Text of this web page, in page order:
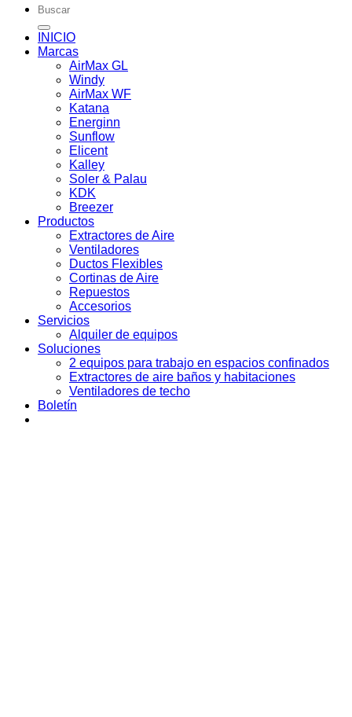
Buscar
por:
INICIO
Marcas
AirMax GL
Windy
AirMax WF
Katana
Energinn
Sunflow
Elicent
Kalley
Soler & Palau
KDK
Breezer
Productos
Extractores de Aire
Ventiladores
Ductos Flexibles
Cortinas de Aire
Repuestos
Accesorios
Servicios
Alquiler de equipos
Soluciones
2 equipos para trabajo en espacios confinados
Extractores de aire baños y habitaciones
Ventiladores de techo
Boletín